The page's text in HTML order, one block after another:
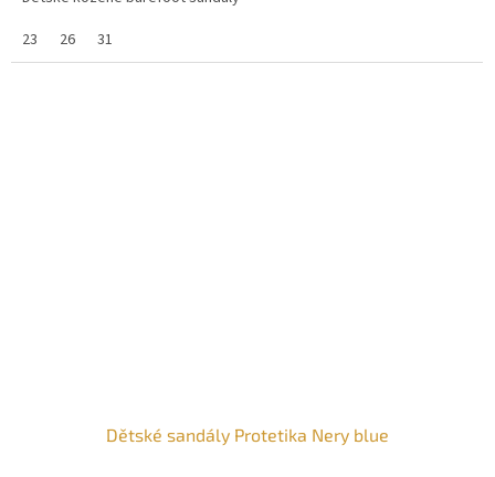
23
26 31
Dětské sandály Protetika Nery blue